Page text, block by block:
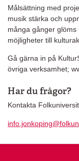
Målsättning med
musik stärka och
många gånger
möjligheter till
Gå gärna in på
övriga verksamhet;
Har du frågor?
Kontakta